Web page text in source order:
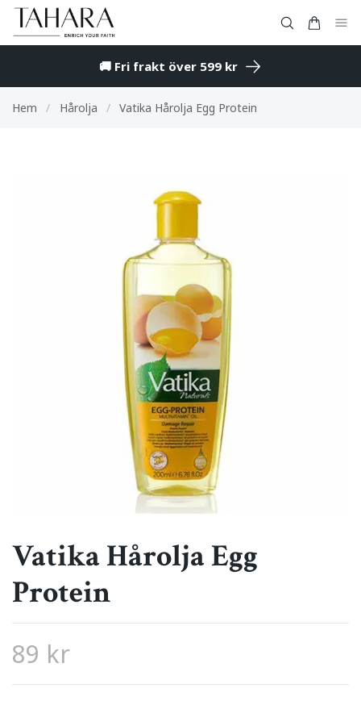
🚚 Fri frakt över 599 kr
Hem / Hårolja / Vatika Hårolja Egg Protein
Vatika Hårolja Egg
Protein
89 kr